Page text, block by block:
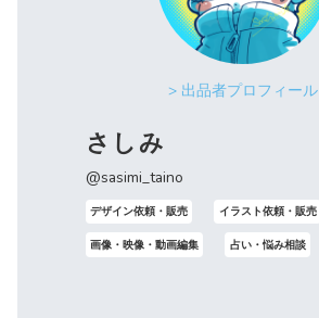
> 出品者プロフィール
さしみ
@sasimi_taino
デザイン依頼・販売 イラスト依頼・販売
画像・映像・動画編集 占い・悩み相談